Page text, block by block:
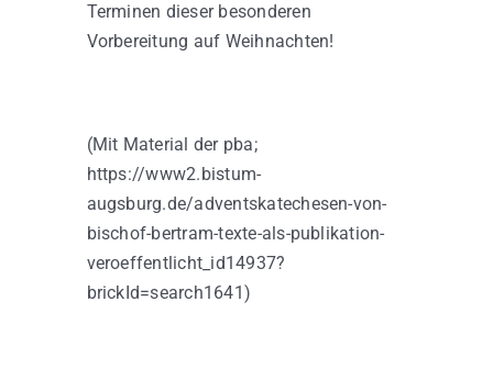
Terminen dieser besonderen
Vorbereitung auf Weihnachten!
(Mit Material der pba;
https://www2.bistum-
augsburg.de/adventskatechesen-von-
bischof-bertram-texte-als-publikation-
veroeffentlicht_id14937?
brickId=search1641)